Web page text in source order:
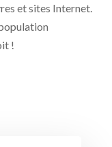
et sites Internet.
!